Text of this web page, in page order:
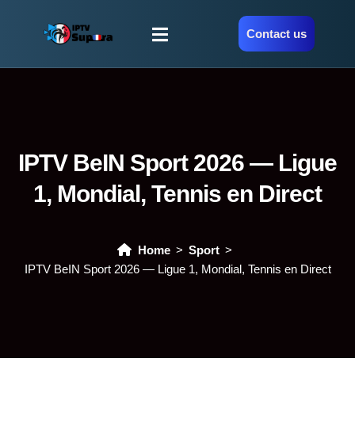
Contact us
IPTV BeIN Sport 2026 — Ligue
1, Mondial, Tennis en Direct
Home
Sport
IPTV BeIN Sport 2026 — Ligue 1, Mondial, Tennis en Direct